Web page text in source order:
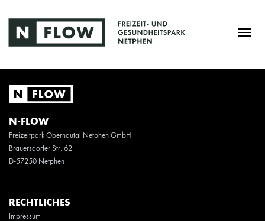
N-FLOW
Freizeitpark Obernautal Netphen GmbH
Brauersdorfer Str. 62
D-57250 Netphen
RECHTLICHES
Impressum